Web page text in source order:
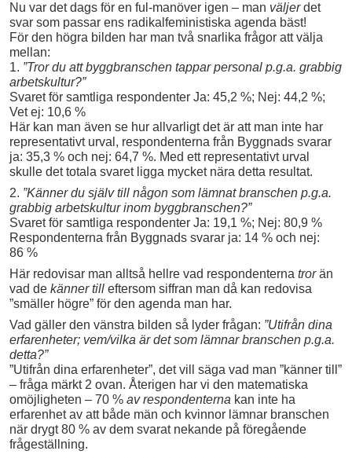
Nu var det dags för en ful-manöver igen – man väljerdet
svar som passar ens radikalfeministiska agenda bäst!
För den högra bilden har man två snarlika frågor att välja
mellan:
1. ”Tror du att byggbranschen tappar personal p.g.a. grabbig
arbetskultur?”
Svaret för samtliga respondenter Ja: 45,2 %; Nej: 44,2 %;
Vet ej: 10,6 %
Här kan man även se hur allvarligt det är att man inte har
representativt urval, respondenterna från Byggnads svarar
ja: 35,3 % och nej: 64,7 %. Med ett representativt urval
skulle det totala svaret ligga mycket nära detta resultat.
2. ”Känner du själv till någon som lämnat branschen p.g.a.
grabbig arbetskultur inom byggbranschen?”
Svaret för samtliga respondenter Ja: 19,1 %; Nej: 80,9 %
Respondenterna från Byggnads svarar ja: 14 % och nej:
86 %
Här redovisar man alltså hellre vad respondenterna trorän
vad de känner till eftersom siffran man då kan redovisa
”smäller högre” för den agenda man har.
Vad gäller den vänstra bilden så lyder frågan: ”Utifrån dina
erfarenheter; vem/vilka är det som lämnar branschen p.g.a.
detta?”
”Utifrån dina erfarenheter”, det vill säga vad man ”känner till”
– fråga märkt 2 ovan. Återigen har vi den matematiska
omöjligheten – 70 % av respondenterna kan inte ha
erfarenhet av att både män och kvinnor lämnar branschen
när drygt 80 % av dem svarat nekande på föregående
frågeställning.